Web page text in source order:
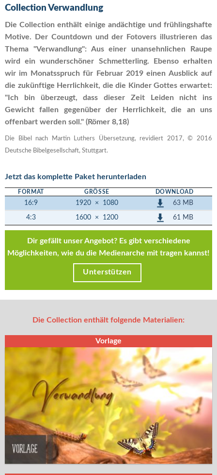
Collection Verwandlung
Die Collection enthält einige andächtige und frühlingshafte
Motive. Der Countdown und der Fotovers illustrieren das
Thema "Verwandlung": Aus einer unansehnlichen Raupe
wird ein wunderschöner Schmetterling. Ebenso erhalten
wir im Monatsspruch für Februar 2019 einen Ausblick auf
die zukünftige Herrlichkeit, die die Kinder Gottes erwartet:
"Ich bin überzeugt, dass dieser Zeit Leiden nicht ins
Gewicht fallen gegenüber der Herrlichkeit, die an uns
offenbart werden soll." (Römer 8,18)
Die Bibel nach Martin Luthers Übersetzung, revidiert 2017, © 2016
Deutsche Bibelgesellschaft, Stuttgart.
Jetzt das komplette Paket herunterladen
FORMAT GRÖSSE DOWNLOAD
16:9 1920 × 1080 63 MB
4:3 1600 × 1200 61 MB
Dir gefällt unser Angebot? Es gibt verschiedene
Möglichkeiten, wie du die Medienarche mit tragen kannst!
Unterstützen
Die Collection enthält folgende Materialien:
Vorlage